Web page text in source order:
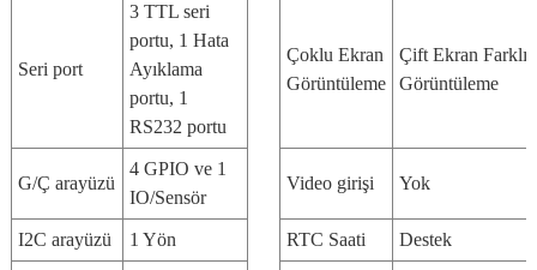
Seri port
3 TTL seri
portu, 1 Hata
Ayıklama
portu, 1
RS232 portu
Çoklu Ekran
Görüntüleme
Çift Ekran Farklı
Görüntüleme
G/Ç arayüzü
4 GPIO ve 1
IO/Sensör
Video girişi Yok
I2C arayüzü 1 Yön RTC Saati Destek